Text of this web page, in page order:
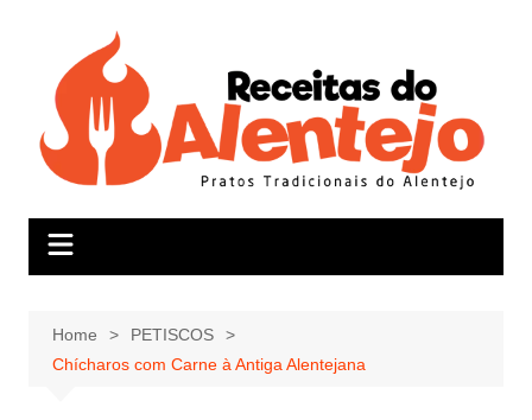
Home
PETISCOS
Chícharos com Carne à Antiga Alentejana